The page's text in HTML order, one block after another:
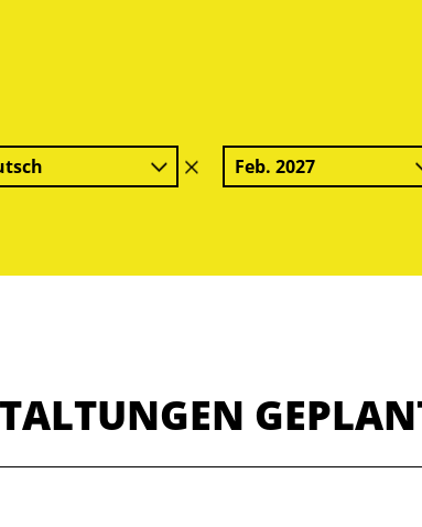
Filter
löschen
Feb. 2027